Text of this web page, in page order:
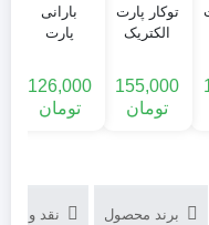
توکار پارت
الکتریک
155,000
تومان
بارانی
پارت
126,000
تومان
برند محصول نقد و